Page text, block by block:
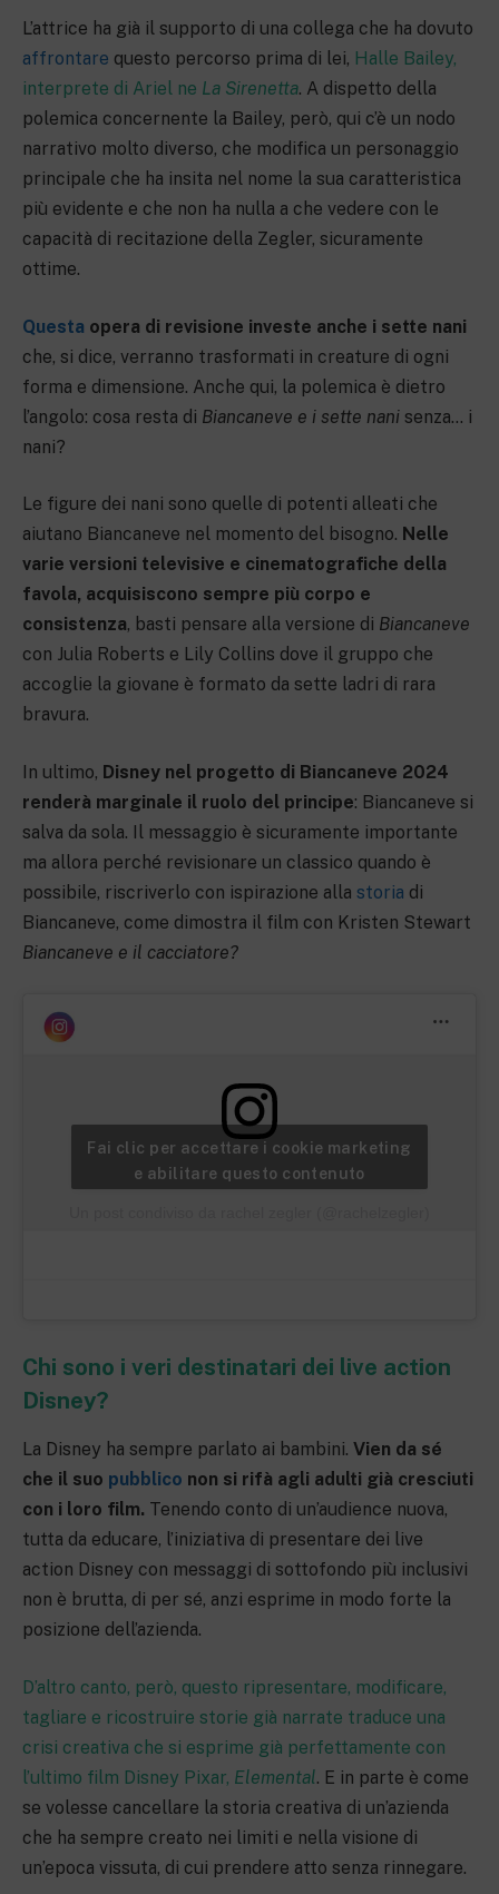
L’attrice ha già il supporto di una collega che ha dovuto
affrontare questo percorso prima di lei, Halle Bailey,
interprete di Ariel ne La Sirenetta. A dispetto della
polemica concernente la Bailey, però, qui c’è un nodo
narrativo molto diverso, che modifica un personaggio
principale che ha insita nel nome la sua caratteristica
più evidente e che non ha nulla a che vedere con le
capacità di recitazione della Zegler, sicuramente
ottime.
Questa opera di revisione investe anche i sette nani
che, si dice, verranno trasformati in creature di ogni
forma e dimensione. Anche qui, la polemica è dietro
l’angolo: cosa resta di Biancaneve e i sette nani senza… i
nani?
Le figure dei nani sono quelle di potenti alleati che
aiutano Biancaneve nel momento del bisogno. Nelle
varie versioni televisive e cinematografiche della
favola, acquisiscono sempre più corpo e
consistenza, basti pensare alla versione di Biancaneve
con Julia Roberts e Lily Collins dove il gruppo che
accoglie la giovane è formato da sette ladri di rara
bravura.
In ultimo, Disney nel progetto di Biancaneve 2024
renderà marginale il ruolo del principe: Biancaneve si
salva da sola. Il messaggio è sicuramente importante
ma allora perché revisionare un classico quando è
possibile, riscriverlo con ispirazione alla storia di
Biancaneve, come dimostra il film con Kristen Stewart
Biancaneve e il cacciatore?
Fai clic per accettare i cookie marketing
e abilitare questo contenuto
Chi sono i veri destinatari dei live action
Disney?
La Disney ha sempre parlato ai bambini. Vien da sé
che il suo pubblico non si rifà agli adulti già cresciuti
con i loro film. Tenendo conto di un’audience nuova,
tutta da educare, l’iniziativa di presentare dei live
action Disney con messaggi di sottofondo più inclusivi
non è brutta, di per sé, anzi esprime in modo forte la
posizione dell’azienda.
D’altro canto, però, questo ripresentare, modificare,
tagliare e ricostruire storie già narrate traduce una
crisi creativa che si esprime già perfettamente con
l’ultimo film Disney Pixar, Elemental. E in parte è come
se volesse cancellare la storia creativa di un’azienda
che ha sempre creato nei limiti e nella visione di
un’epoca vissuta, di cui prendere atto senza rinnegare.